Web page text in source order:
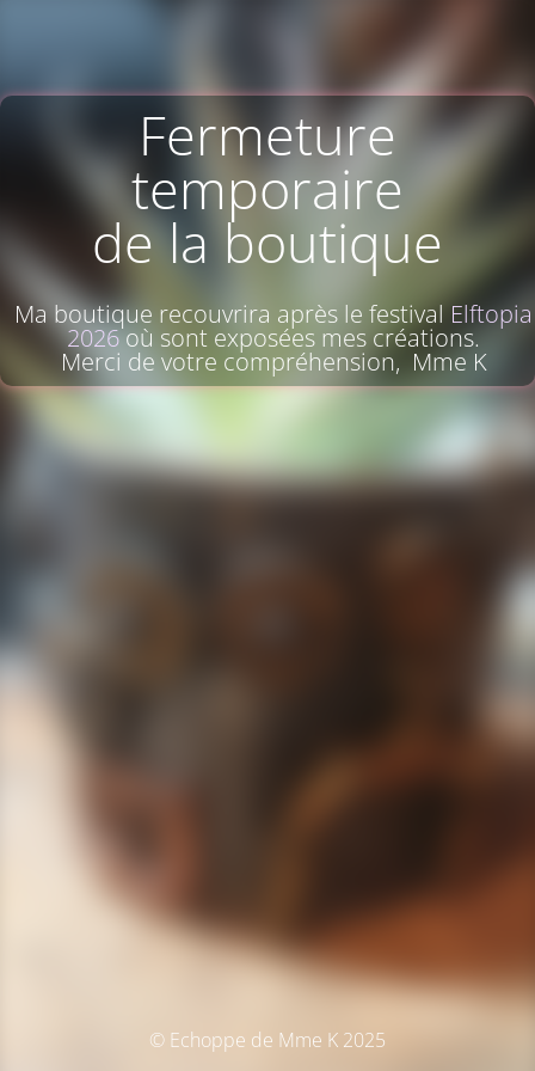
Fermeture
temporaire
de la boutique
Ma boutique recouvrira après le festival Elftopia
2026où sont exposées mes créations.
Merci de votre compréhension, Mme K
© Echoppe de Mme K 2025